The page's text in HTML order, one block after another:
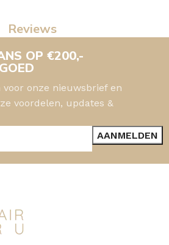
Reviews
OP €200,-
voor onze nieuwsbrief en
voordelen, updates &